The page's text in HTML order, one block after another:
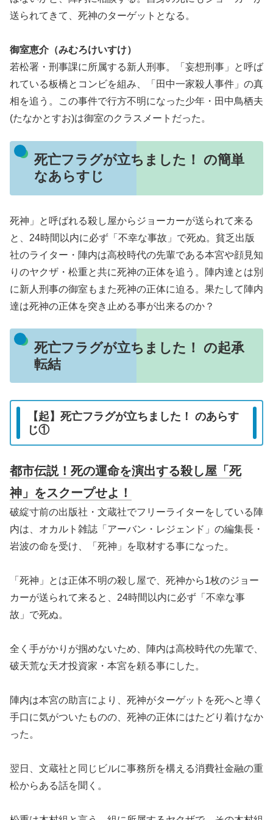
送られてきて、死神のターゲットとなる。
御室恵介（みむろけいすけ）
若松署・刑事課に所属する新人刑事。「妄想刑事」と呼ば
れている板橋とコンビを組み、「田中一家殺人事件」の真
相を追う。この事件で行方不明になった少年・田中鳥栖夫
(たなかとすお)は御室のクラスメートだった。
死亡フラグが立ちました！ の簡単
なあらすじ
死神」と呼ばれる殺し屋からジョーカーが送られて来る
と、24時間以内に必ず「不幸な事故」で死ぬ。貧乏出版
社のライター・陣内は高校時代の先輩である本宮や顔見知
りのヤクザ・松重と共に死神の正体を追う。陣内達とは別
に新人刑事の御室もまた死神の正体に迫る。果たして陣内
達は死神の正体を突き止める事が出来るのか？
死亡フラグが立ちました！ の起承
転結
【起】死亡フラグが立ちました！ のあらす
じ①
都市伝説！死の運命を演出する殺し屋「死
神」をスクープせよ！
破綻寸前の出版社・文蔵社でフリーライターをしている陣
内は、オカルト雑誌「アーバン・レジェンド」の編集長・
岩波の命を受け、「死神」を取材する事になった。
「死神」とは正体不明の殺し屋で、死神から1枚のジョー
カーが送られて来ると、24時間以内に必ず「不幸な事
故」で死ぬ。
全く手がかりが掴めないため、陣内は高校時代の先輩で、
破天荒な天才投資家・本宮を頼る事にした。
陣内は本宮の助言により、死神がターゲットを死へと導く
手口に気がついたものの、死神の正体にはたどり着けなか
った。
翌日、文蔵社と同じビルに事務所を構える消費社金融の重
松からある話を聞く。